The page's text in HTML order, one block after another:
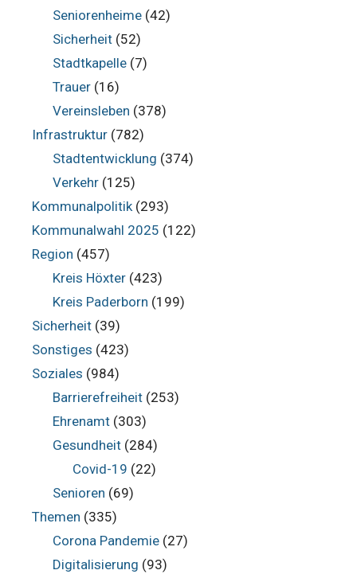
Seniorenheime(42)
Sicherheit(52)
Stadtkapelle(7)
Trauer(16)
Vereinsleben (378)
Infrastruktur (782)
Stadtentwicklung (374)
Verkehr(125)
Kommunalpolitik(293)
Kommunalwahl 2025 (122)
Region (457)
Kreis Höxter(423)
Kreis Paderborn (199)
Sicherheit (39)
Sonstiges (423)
Soziales (984)
Barrierefreiheit(253)
Ehrenamt(303)
Gesundheit(284)
Covid-19 (22)
Senioren (69)
Themen (335)
Corona Pandemie(27)
Digitalisierung (93)